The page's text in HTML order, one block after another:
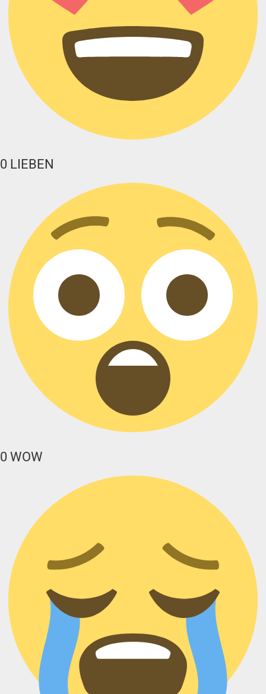
0 LIEBEN
0 WOW